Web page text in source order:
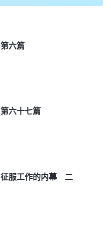
第六篇
第六十七篇
征服工作的内幕 二